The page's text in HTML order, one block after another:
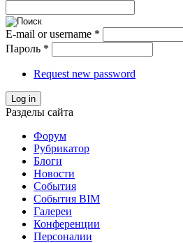
E-mail or username *
Пароль *
Request new password
Log in
Разделы сайта
Форум
Рубрикатор
Блоги
Новости
События
События BIM
Галереи
Конференции
Персоналии